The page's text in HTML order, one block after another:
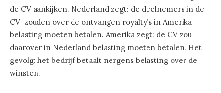
de CV aankijken. Nederland zegt: de deelnemers in de
CV zouden over de ontvangen royalty’s in Amerika
belasting moeten betalen. Amerika zegt: de CV zou
daarover in Nederland belasting moeten betalen. Het
gevolg: het bedrijf betaalt nergens belasting over de
winsten.